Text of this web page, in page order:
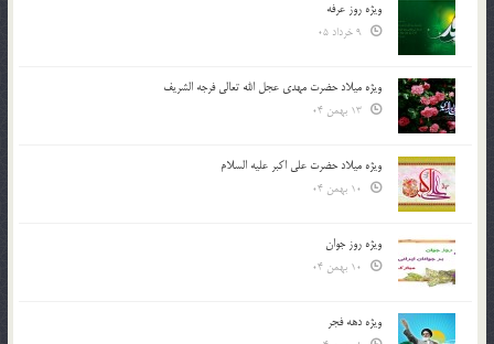
ویژه روز عرفه
ویژه میلاد حضرت مهدی عجل الله تعالی فرجه الشريف
ویژه میلاد حضرت علی اکبر علیه السلام
ویژه روز جوان
ویژه دهه فجر